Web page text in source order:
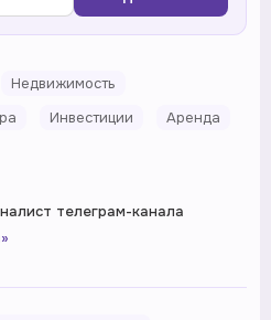
Недвижимость
Инвестиции Аренда
телеграм-канала